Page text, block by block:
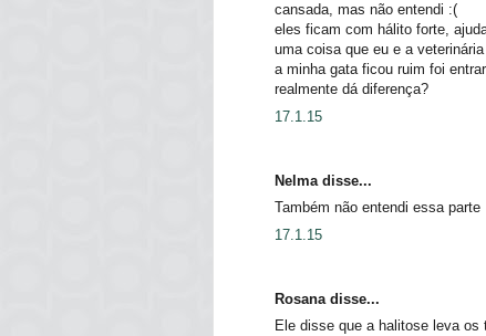
cansada, mas não entendi :(
eles ficam com hálito forte,
uma coisa que eu e a
a minha gata ficou ruim foi
realmente dá diferença?
17.1.15
Nelma disse...
Também não entendi essa parte
17.1.15
Rosana disse...
Ele disse que a halitose leva